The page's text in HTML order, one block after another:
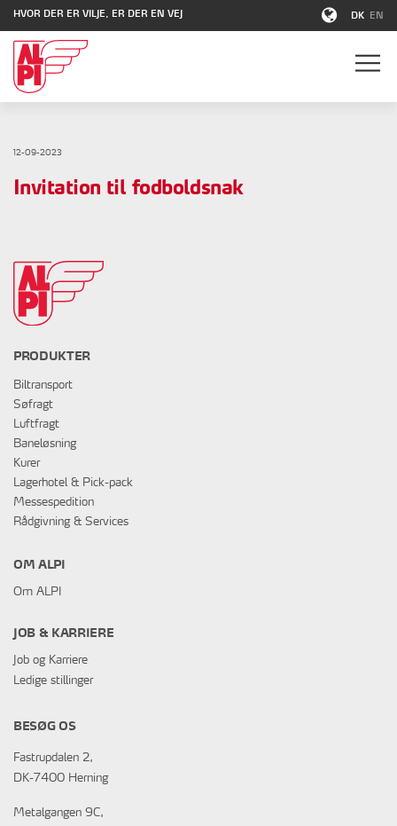
HVOR DER ER VILJE, ER DER EN VEJ DK EN
12-09-2023
Invitation til fodboldsnak
PRODUKTER
Biltransport
Søfragt
Luftfragt
Baneløsning
Kurer
Lagerhotel & Pick-pack
Messespedition
Rådgivning & Services
OM ALPI
Om ALPI
JOB & KARRIERE
Job og Karriere
Ledige stillinger
BESØG OS
Fastrupdalen 2,
DK-7400 Herning
Metalgangen 9C,